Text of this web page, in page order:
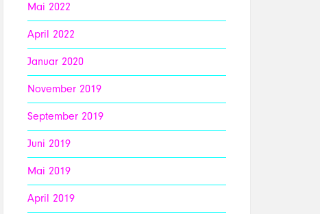
Mai 2022
April 2022
Januar 2020
November 2019
September 2019
Juni 2019
Mai 2019
April 2019